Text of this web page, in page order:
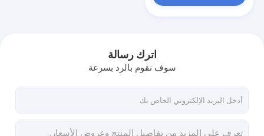
اترك رسالة
سوف نقوم بالرد بسرعة